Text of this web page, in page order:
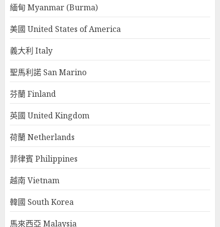
緬甸 Myanmar (Burma)
美國 United States of America
義大利 Italy
聖馬利諾 San Marino
芬蘭 Finland
英國 United Kingdom
荷蘭 Netherlands
菲律賓 Philippines
越南 Vietnam
韓國 South Korea
馬來西亞 Malaysia